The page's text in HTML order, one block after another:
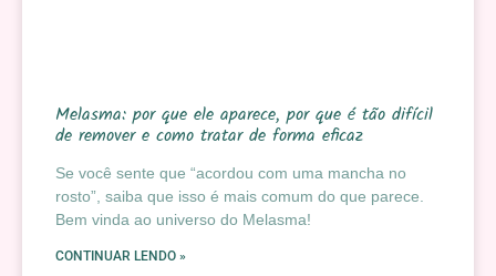
Melasma: por que ele aparece, por que é tão difícil
de remover e como tratar de forma eficaz
Se você sente que “acordou com uma mancha no
rosto”, saiba que isso é mais comum do que parece.
Bem vinda ao universo do Melasma!
CONTINUAR LENDO »